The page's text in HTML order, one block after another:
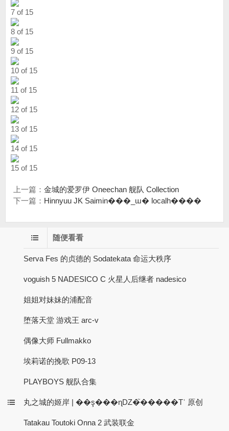
7 of 15
8 of 15
9 of 15
10 of 15
11 of 15
12 of 15
13 of 15
14 of 15
15 of 15
上一篇： 金城的爱罗伊 Oneechan 舰队 Collection
下一篇： Hinnyuu JK Saimin���_ɯ� localh����
随便看看
Serva Fes 的贞德的 Sodatekata 命运大秩序
voguish 5 NADESICO C 火星人后继者 nadesico
姐姐对妹妹的浦配音
堕落天堂 游戏王 arc-v
偶像大师 Fullmakko
埃莉诺的挽歌 P09-13
PLAYBOYS 舰队合集
丸之城的姬岸 | ��ş���ɳǱ�֮�����Tʿ 原创
Tatakau Toutoki Onna 2 武装联金